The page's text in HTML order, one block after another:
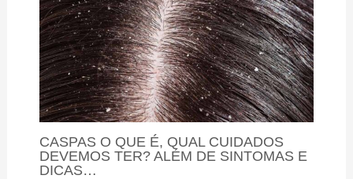
CASPAS O QUE É, QUAL CUIDADOS
DEVEMOS TER? ALÉM DE SINTOMAS E
DICAS…